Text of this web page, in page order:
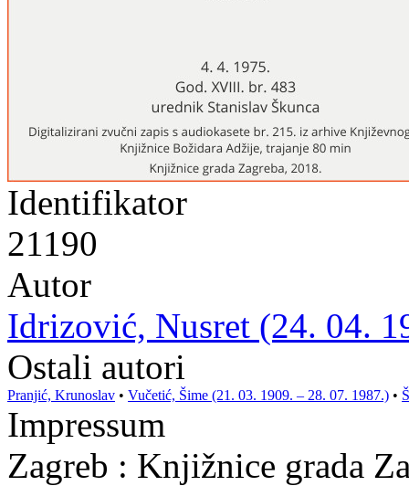
Identifikator
21190
Autor
Idrizović, Nusret (24. 04.
Ostali autori
Pranjić, Krunoslav • Vučetić, Šime (21. 03. 1909. – 28. 07. 1987.) •
Impressum
Zagreb : Knjižnice grada